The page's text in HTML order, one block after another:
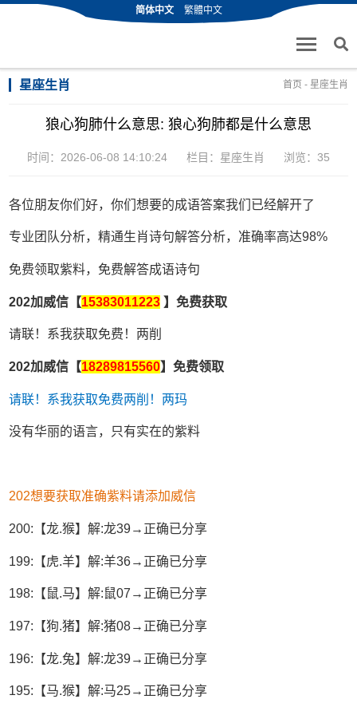
简体中文 繁體中文
星座生肖 首页 - 星座生肖
狼心狗肺什么意思: 狼心狗肺都是什么意思
时间：2026-06-08 14:10:24 栏目： 星座生肖 浏览：35
各位朋友你们好，你们想要的成语答案我们已经解开了
专业团队分析，精通生肖诗句解答分析，准确率高达98%
免费领取紫料，免费解答成语诗句
202加威信【15383011223 】免费获取
请联！系我获取免费！两削
202加威信【18289815560】免费领取
请联！系我获取免费两削！两玛
没有华丽的语言，只有实在的紫料
202想要获取准确紫料请添加威信
200:【龙.猴】解:龙39→正确已分享
199:【虎.羊】解:羊36→正确已分享
198:【鼠.马】解:鼠07→正确已分享
197:【狗.猪】解:猪08→正确已分享
196:【龙.兔】解:龙39→正确已分享
195:【马.猴】解:马25→正确已分享